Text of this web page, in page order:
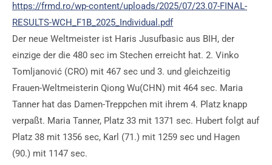
https://frmd.ro/wp-content/uploads/2025/07/23.07-FINAL-
RESULTS-WCH_F1B_2025_Individual.pdf
Der neue Weltmeister ist Haris Jusufbasic aus BIH, der
einzige der die 480 sec im Stechen erreicht hat. 2. Vinko
Tomljanović (CRO) mit 467 sec und 3. und gleichzeitig
Frauen-Weltmeisterin Qiong Wu(CHN) mit 464 sec. Maria
Tanner hat das Damen-Treppchen mit ihrem 4. Platz knapp
verpaßt. Maria Tanner, Platz 33 mit 1371 sec. Hubert folgt auf
Platz 38 mit 1356 sec, Karl (71.) mit 1259 sec und Hagen
(90.) mit 1147 sec.